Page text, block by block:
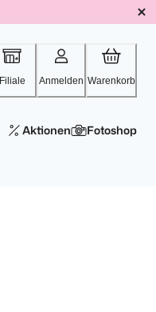
Filiale Anmelden Warenkorb
Aktionen Fotoshop